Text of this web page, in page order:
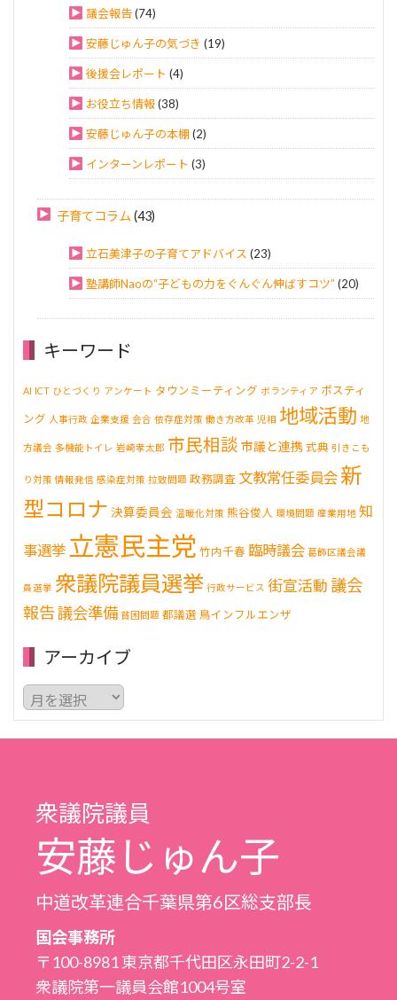
議会報告(74)
安藤じゅん子の気づき (19)
後援会レポート (4)
お役立ち情報(38)
安藤じゅん子の本棚(2)
インターンレポート (3)
子育てコラム (43)
立石美津子の子育てアドバイス (23)
塾講師Naoの“子どもの力をぐんぐん伸ばすコツ” (20)
キーワード
AI ICT ひとづくり アンケート タウンミーティング ボランティア ポスティ
ング 人事行政 企業支援 会合 依存症対策 働き方改革 児相 地域活動 地
方議会 多機能トイレ 岩崎孝太郎 市民相談 市議と連携 式典 引きこも
り対策 情報発信 感染症対策 拉致問題 政務調査 文教常任委員会 新
型コロナ 決算委員会 温暖化対策 熊谷俊人 環境問題 産業用地 知
事選挙 立憲民主党 竹内千春 臨時議会 葛飾区議会議
員選挙 衆議院議員選挙 行政サービス 街宣活動 議会
報告議会準備 貧困問題 都議選 鳥インフルエンザ
アーカイブ
ア
ー
カ
イ
衆議院議員
安藤じゅん子
中道改革連合千葉県第6区総支部長
国会事務所
〒100-8981 東京都千代田区永田町2-2-1
衆議院第一議員会館1004号室